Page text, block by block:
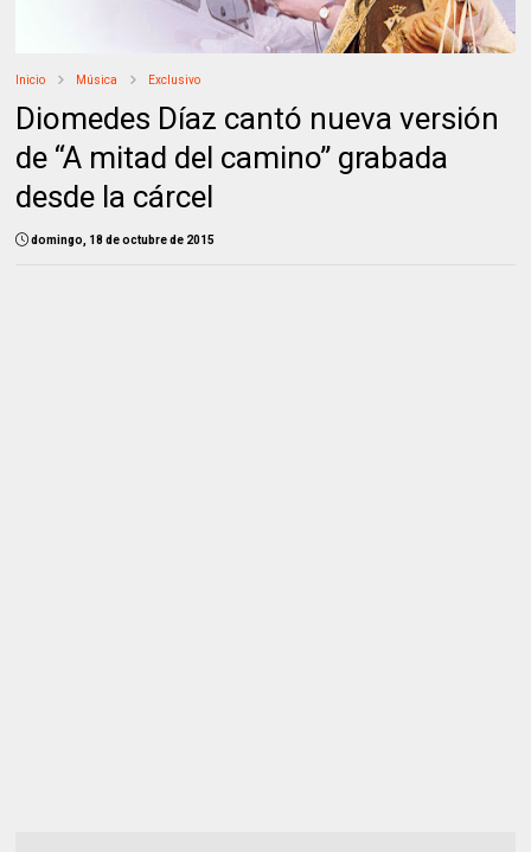
Inicio Música Exclusivo
Diomedes Díaz cantó nueva versión
de “A mitad del camino” grabada
desde la cárcel
domingo, 18 de octubre de 2015